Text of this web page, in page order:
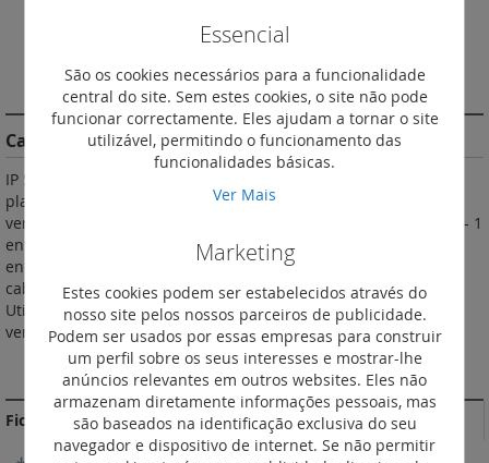
Imprimir
DESCRIÇÃO
Características do Produto
IP 55. Versão componível. Caixa saliente dupla com bucins
planos de entrada direta. Recebe os mecanismos Plexo™ da
versão componível. Fornecida com bucins montados. 3 bucins - 1
entrada. 1 bucim - 2 entradas. Caixa aberta, sem separação
entre os seus compartimentos, para facilitar as operações de
cablagem e permitir a instalação de tomadas pré-cabladas.
Utilização reversível, permite montagem na horizontal ou na
vertical. Cor: Branco.
MAIS INFORMAÇÃO
Fichas Técnicas
Essencial
São os cookies necessários para a funcionalidade
central do site. Sem estes cookies, o site não pode
funcionar correctamente. Eles ajudam a tornar o site
utilizável, permitindo o funcionamento das
funcionalidades básicas.
Ver Mais
Marketing
Estes cookies podem ser estabelecidos através do
nosso site pelos nossos parceiros de publicidade.
Podem ser usados por essas empresas para construir
um perfil sobre os seus interesses e mostrar-lhe
anúncios relevantes em outros websites. Eles não
armazenam diretamente informações pessoais, mas
são baseados na identificação exclusiva do seu
navegador e dispositivo de internet. Se não permitir